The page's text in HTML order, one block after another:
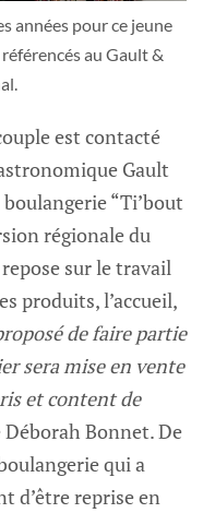
années pour ce jeune
au Gault &
est contacté
Gault
“Ti’bout
régionale du
sur le travail
produits, l’accueil,
de faire partie
sera mise en vente
et content de
Déborah Bonnet. De
qui a
d’être reprise en